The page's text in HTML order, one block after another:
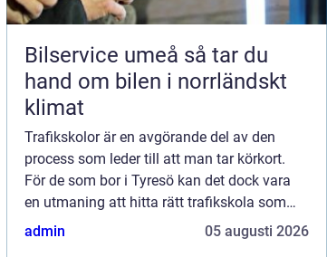
Bilservice umeå så tar du
hand om bilen i norrländskt
klimat
Trafikskolor är en avgörande del av den
process som leder till att man tar körkort.
För de som bor i Tyresö kan det dock vara
en utmaning att hitta rätt trafikskola som
passar deras behov. I denna artikel kommer
admin 05 augusti 2026